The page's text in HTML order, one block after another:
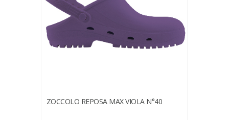
ZOCCOLO REPOSA MAX VIOLA N°40